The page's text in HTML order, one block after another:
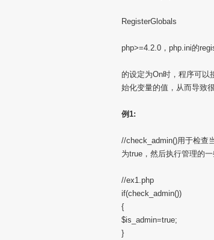
RegisterGlobals
php>=4.2.0，php.ini的
的设定为On时，程序可以
始化变量的值，从而导致
例1:
//check_admin()用于检查
为true，然后执行管理的一
//ex1.php
if(check_admin())
{
$is_admin=true;
}